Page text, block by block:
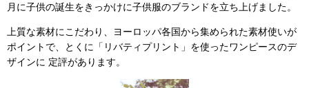
月に子供の誕生をきっかけに子供服のブランドを立ち上げました。
上質な素材にこだわり、ヨーロッパ各国から集められた素材使いが
ポイントで、とくに「リバティプリント」を使ったワンピースのデ
ザインに 定評があります。